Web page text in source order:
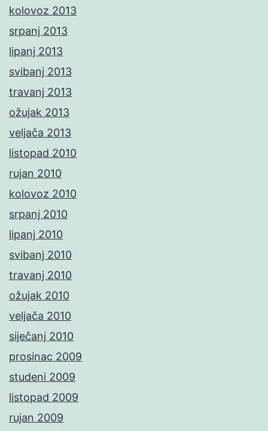
kolovoz 2013
srpanj 2013
lipanj 2013
svibanj 2013
travanj 2013
ožujak 2013
veljača 2013
listopad 2010
rujan 2010
kolovoz 2010
srpanj 2010
lipanj 2010
svibanj 2010
travanj 2010
ožujak 2010
veljača 2010
siječanj 2010
prosinac 2009
studeni 2009
listopad 2009
rujan 2009